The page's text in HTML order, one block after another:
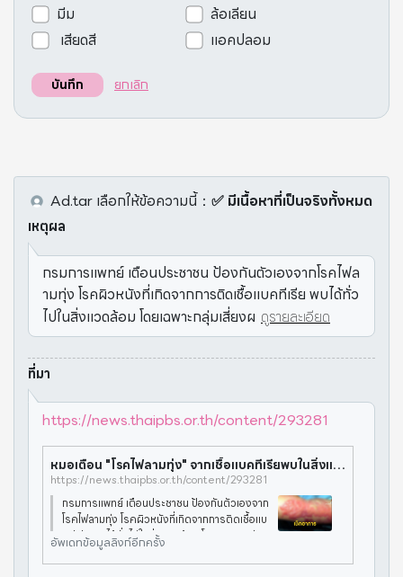
มีม
ล้อเลียน
เสียดสี
แอคปลอม
บันทึก ยกเลิก
Ad.tar เลือกให้ข้อความนี้： ✅ มีเนื้อหาที่เป็นจริงทั้งหมด
เหตุผล
กรมการแพทย์ เตือนประชาชน ป้องกันตัวเองจากโรคไฟล
ามทุ่ง โรคผิวหนังที่เกิดจากการติดเชื้อแบคทีเรีย พบได้ทั่ว
ไปในสิ่งแวดล้อม โดยเฉพาะกลุ่มเสี่ยงผ ดูรายละเอียด
ที่มา
https://news.thaipbs.or.th/content/293281
หมอเตือน "โรคไฟลามทุ่ง" จากเชื้อแบคทีเรียพบในสิ่งแวดล้อม
https://news.thaipbs.or.th/content/293281
กรมการแพทย์ เตือนประชาชน ป้องกันตัวเองจาก
โรคไฟลามทุ่ง โรคผิวหนังที่เกิดจากการติดเชื้อแบ
คทีเรีย พบได้ทั่วไปในสิ่งแวดล้อม โดยเฉพาะกลุ่มเ
สี่ยงผู้ที่มีภูมิต้านทานต่ำ ผู้ที่กินยาสเตียรอยด์ โรค
เบาหวาน ผู้สู
อัพเดทข้อมูลลิงก์อีกครั้ง